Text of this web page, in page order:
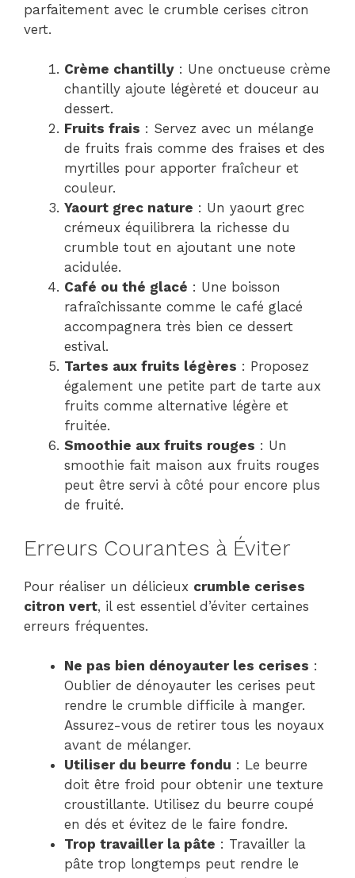
parfaitement avec le crumble cerises citron
vert.
Crème chantilly : Une onctueuse crème
chantilly ajoute légèreté et douceur au
dessert.
Fruits frais : Servez avec un mélange
de fruits frais comme des fraises et des
myrtilles pour apporter fraîcheur et
couleur.
Yaourt grec nature : Un yaourt grec
crémeux équilibrera la richesse du
crumble tout en ajoutant une note
acidulée.
Café ou thé glacé : Une boisson
rafraîchissante comme le café glacé
accompagnera très bien ce dessert
estival.
Tartes aux fruits légères : Proposez
également une petite part de tarte aux
fruits comme alternative légère et
fruitée.
Smoothie aux fruits rouges : Un
smoothie fait maison aux fruits rouges
peut être servi à côté pour encore plus
de fruité.
Erreurs Courantes à Éviter
Pour réaliser un délicieux crumble cerises
citron vert, il est essentiel d’éviter certaines
erreurs fréquentes.
Ne pas bien dénoyauter les cerises :
Oublier de dénoyauter les cerises peut
rendre le crumble difficile à manger.
Assurez-vous de retirer tous les noyaux
avant de mélanger.
Utiliser du beurre fondu : Le beurre
doit être froid pour obtenir une texture
croustillante. Utilisez du beurre coupé
en dés et évitez de le faire fondre.
Trop travailler la pâte : Travailler la
pâte trop longtemps peut rendre le